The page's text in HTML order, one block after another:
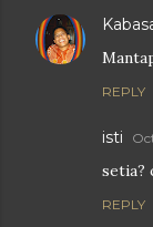
REPLY
isti
setia?
REPLY